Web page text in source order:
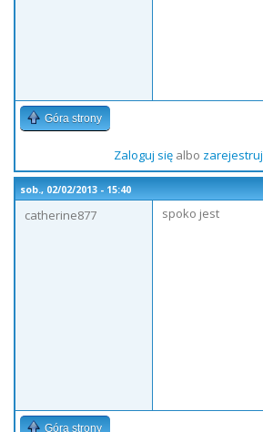
Góra strony
Zaloguj sięalbo zarejestruj
sob., 02/02/2013 - 15:40
catherine877
spoko jest
Góra strony